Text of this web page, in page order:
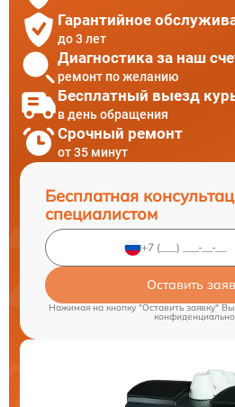
Гарантийное
до 3 лет
Диагностика за наш
ремонт по желанию
Бесплатный выезд
в день обращения
Срочный ремонт
от 35 минут
Бесплатная
специалистом
Оставить
Нажимая на кнопку "Оставить заявку"